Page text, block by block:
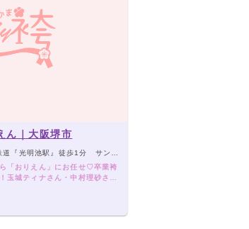
ん｜大阪堺市
光明池駅』徒歩1分 サンピア2F
「おりえん」にお任せ♡卒業袴
玉城ティナさん・中村理砂さん